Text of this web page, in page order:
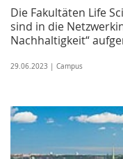
Die Fakultäten Life
sind in die
Nachhaltigkeit“
29.06.2023 | Campus